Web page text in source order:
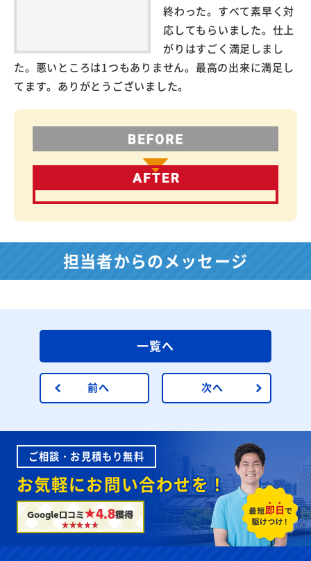
終わった。すべて素早く対
応してもらいました。仕上
がりはすごく満足しまし
た。悪いところは1つもありません。最高の出来に満足し
てます。ありがとうございました。
担当者からのメッセージ
前へ
一覧へ
次へ
ご相談・お見積もり無料
お気軽にお問い合わせを！
Google口コミ★4.8獲得